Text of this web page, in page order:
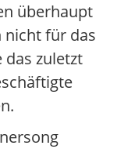
überhaupt
nicht für das
das zuletzt